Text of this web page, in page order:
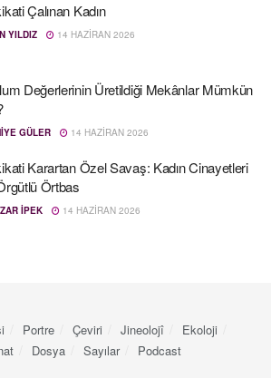
Çalınan Kadın
YILDIZ 14 HAZIRAN 2026
Değerlerinin Üretildiği Mekânlar Mümkün
GÜLER 14 HAZIRAN 2026
Karartan Özel Savaş: Kadın Cinayetleri
Örtbas
İPEK 14 HAZIRAN 2026
Portre Çeviri Jineolojî
Ekoloji
Dosya Sayılar Podcast